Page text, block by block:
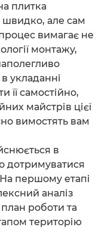
плитка
швидко, але сам
вимагає не
монтажу,
укладанні
її самостійно,
майстрів цієї
вимостять вам
в
дотримуватися
На першому етапі
аналіз
роботи та
територію